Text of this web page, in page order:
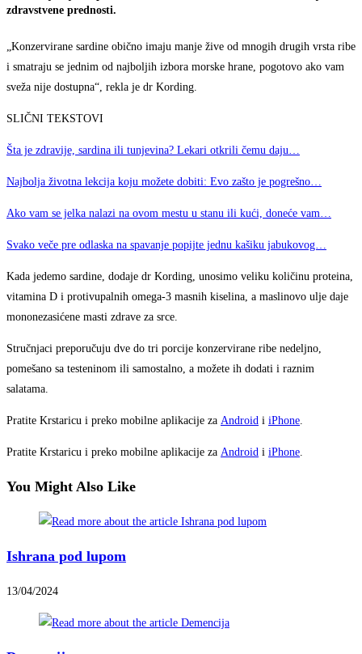
zdravstvene prednosti.
„Konzervirane sardine obično imaju manje žive od mnogih drugih vrsta ribe
i smatraju se jednim od najboljih izbora morske hrane, pogotovo ako vam
sveža nije dostupna“, rekla je dr Kording.
SLIČNI TEKSTOVI
Šta je zdravije, sardina ili tunjevina? Lekari otkrili čemu daju…
Najbolja životna lekcija koju možete dobiti: Evo zašto je pogrešno…
Ako vam se jelka nalazi na ovom mestu u stanu ili kući, doneće vam…
Svako veče pre odlaska na spavanje popijte jednu kašiku jabukovog…
Kada jedemo sardine, dodaje dr Kording, unosimo veliku količinu proteina,
vitamina D i protivupalnih omega-3 masnih kiselina, a maslinovo ulje daje
mononezasićene masti zdrave za srce.
Stručnjaci preporučuju dve do tri porcije konzervirane ribe nedeljno,
pomešano sa testeninom ili samostalno, a možete ih dodati i raznim
salatama.
Pratite Krstaricu i preko mobilne aplikacije za Android i iPhone.
Pratite Krstaricu i preko mobilne aplikacije za Android i iPhone.
You Might Also Like
Ishrana pod lupom
13/04/2024